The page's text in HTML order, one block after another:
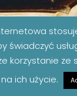
świadczyć
korzystanie ze
ich użycie.